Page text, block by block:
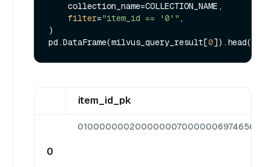
filter="item_id == '0'" ,
)
pd.DataFrame(milvus_query_result[0
item_id_pk
0